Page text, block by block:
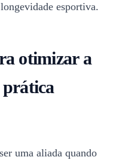
esportiva.
otimizar a
prática
uma aliada quando